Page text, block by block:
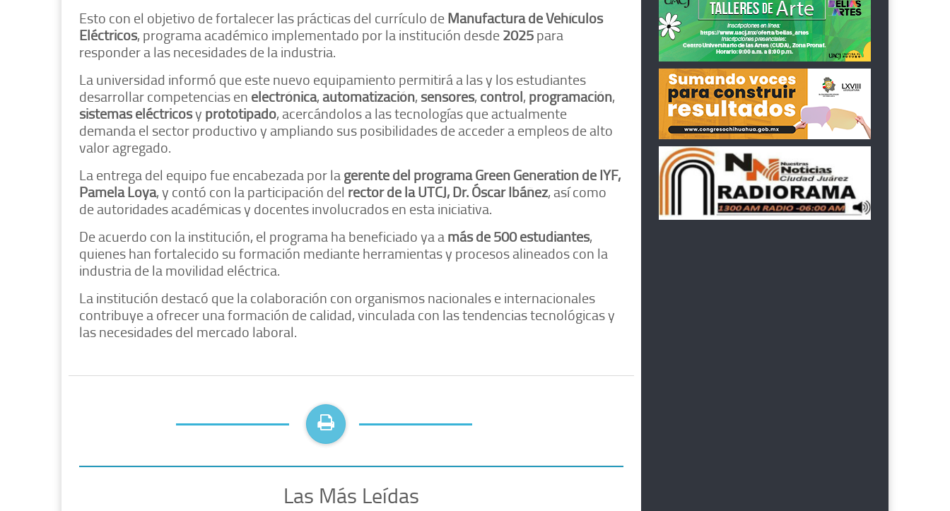
Esto con el objetivo de fortalecer las prácticas del currículo deManufactura de Vehículos
Eléctricos, programa académico implementado por la institución desde2025para
responder a las necesidades de la industria.
La universidad informó que este nuevo equipamiento permitirá a las y los estudiantes
desarrollar competencias en electrónica,automatización, sensores, control, programación,
sistemas eléctricosy prototipado, acercándolos a las tecnologías que actualmente
demanda el sector productivo y ampliando sus posibilidades de acceder a empleos de alto
valor agregado.
La entrega del equipo fue encabezada por lagerente del programa Green Generation de IYF,
Pamela Loya, y contó con la participación del rector de la UTCJ, Dr. Óscar Ibáñez, así como
de autoridades académicas y docentes involucrados en esta iniciativa.
De acuerdo con la institución, el programa ha beneficiado ya amás de 500 estudiantes,
quienes han fortalecido su formación mediante herramientas y procesos alineados con la
industria de la movilidad eléctrica.
La institución destacó que la colaboración con organismos nacionales e internacionales
contribuye a ofrecer una formación de calidad, vinculada con las tendencias tecnológicas y
las necesidades del mercado laboral.
Las Más Leídas